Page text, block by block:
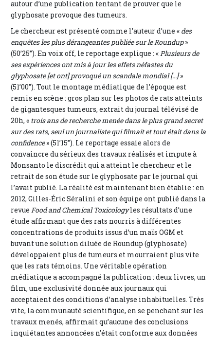
autour d’une publication tentant de prouver que le
glyphosate provoque des tumeurs.
Le chercheur est présenté comme l’auteur d’une « des
enquêtes les plus dérangeantes publiée sur le Roundup»
(50’25”). En voix off, le reportage explique : « Plusieurs de
ses expériences ont mis à jour les effets néfastes du
glyphosate [et ont] provoqué un scandale mondial […]»
(51’00”). Tout le montage médiatique de l’époque est
remis en scène : gros plan sur les photos de rats atteints
de gigantesques tumeurs, extrait du journal télévisé de
20h, « trois ans de recherche menée dans le plus grand secret
sur des rats, seul un journaliste qui filmait et tout était dans la
confidence» (51’15”). Le reportage essaie alors de
convaincre du sérieux des travaux réalisés et impute à
Monsanto le discrédit qui a atteint le chercheur et le
retrait de son étude sur le glyphosate par le journal qui
l’avait publié. La réalité est maintenant bien établie : en
2012, Gilles-Éric Séralini et son équipe ont publié dans la
revue Food and Chemical Toxicologyles résultats d’une
étude affirmant que des rats nourris à différentes
concentrations de produits issus d’un maïs OGM et
buvant une solution diluée de Roundup (glyphosate)
développaient plus de tumeurs et mourraient plus vite
que les rats témoins. Une véritable opération
médiatique a accompagné la publication : deux livres, un
film, une exclusivité donnée aux journaux qui
acceptaient des conditions d’analyse inhabituelles. Très
vite, la communauté scientifique, en se penchant sur les
travaux menés, affirmait qu’aucune des conclusions
inquiétantes annoncées n’était conforme aux données